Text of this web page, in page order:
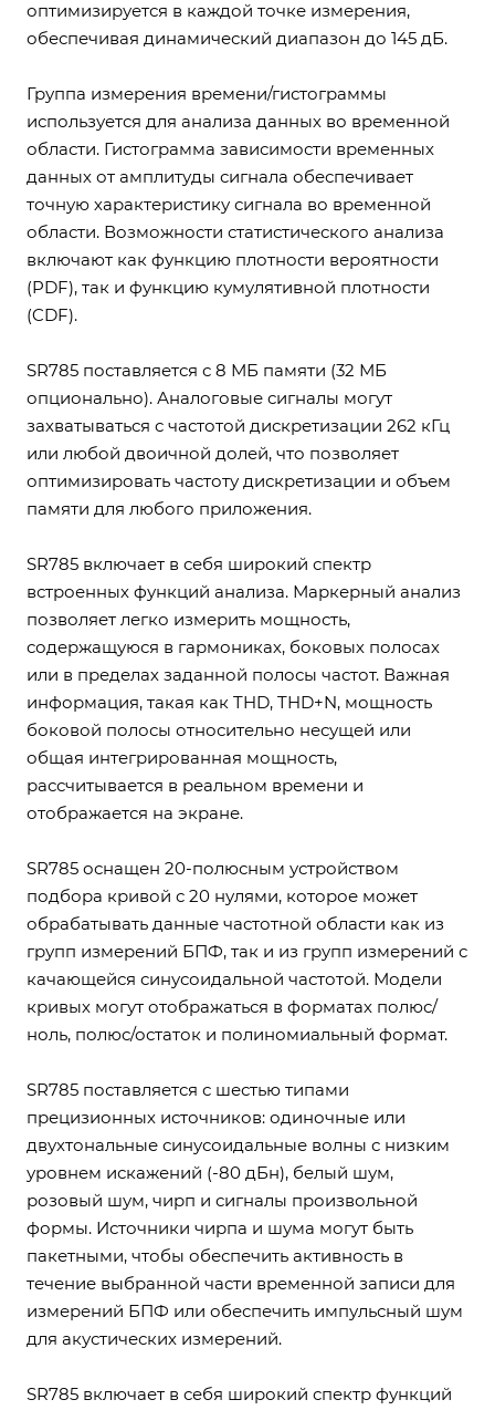
оптимизируется в каждой точке измерения,
обеспечивая динамический диапазон до 145 дБ.
Группа измерения времени/гистограммы
используется для анализа данных во временной
области. Гистограмма зависимости временных
данных от амплитуды сигнала обеспечивает
точную характеристику сигнала во временной
области. Возможности статистического анализа
включают как функцию плотности вероятности
(PDF), так и функцию кумулятивной плотности
(CDF).
SR785 поставляется с 8 МБ памяти (32 МБ
опционально). Аналоговые сигналы могут
захватываться с частотой дискретизации 262 кГц
или любой двоичной долей, что позволяет
оптимизировать частоту дискретизации и объем
памяти для любого приложения.
SR785 включает в себя широкий спектр
встроенных функций анализа. Маркерный анализ
позволяет легко измерить мощность,
содержащуюся в гармониках, боковых полосах
или в пределах заданной полосы частот. Важная
информация, такая как THD, THD+N, мощность
боковой полосы относительно несущей или
общая интегрированная мощность,
рассчитывается в реальном времени и
отображается на экране.
SR785 оснащен 20-полюсным устройством
подбора кривой с 20 нулями, которое может
обрабатывать данные частотной области как из
групп измерений БПФ, так и из групп измерений с
качающейся синусоидальной частотой. Модели
кривых могут отображаться в форматах полюс/
ноль, полюс/остаток и полиномиальный формат.
SR785 поставляется с шестью типами
прецизионных источников: одиночные или
двухтональные синусоидальные волны с низким
уровнем искажений (-80 дБн), белый шум,
розовый шум, чирп и сигналы произвольной
формы. Источники чирпа и шума могут быть
пакетными, чтобы обеспечить активность в
течение выбранной части временной записи для
измерений БПФ или обеспечить импульсный шум
для акустических измерений.
SR785 включает в себя широкий спектр функций